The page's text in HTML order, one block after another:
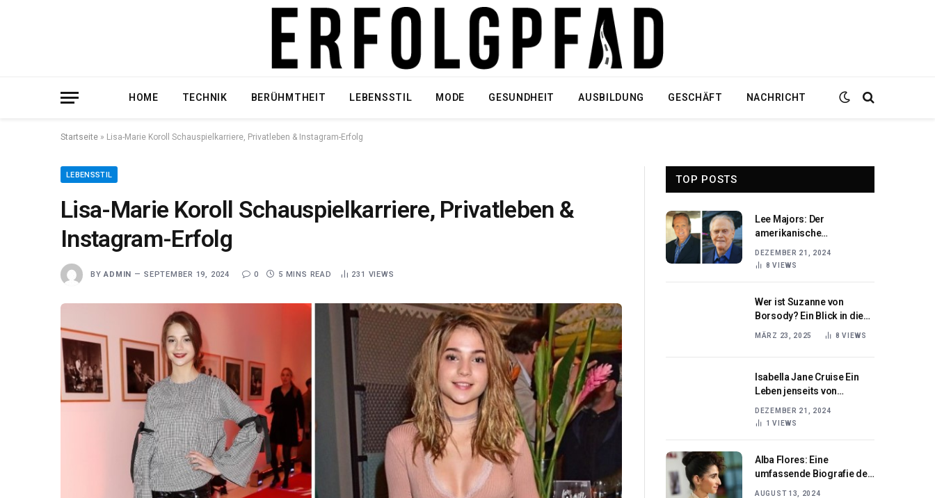
HOME TECHNIK BERÜHMTHEIT LEBENSSTIL MODE GESUNDHEIT AUSBILDUNG GESCHÄFT NACHRICHT
Startseite » Lisa-Marie Koroll Schauspielkarriere, Privatleben & Instagram-Erfolg
LEBENSSTIL
Lisa-Marie Koroll Schauspielkarriere, Privatleben &
Instagram-Erfolg
BY ADMIN SEPTEMBER 19, 2024 0 5 MINS READ 231 VIEWS
TOP POSTS
Lee Majors: Der
amerikanische
DEZEMBER 21, 2024
8VIEWS
Wer ist Suzanne von
Borsody? Ein Blick in die
Karriere der deutschen
MÄRZ 23, 2025 8VIEWS
Isabella Jane Cruise Ein
Leben jenseits von
DEZEMBER 21, 2024
1VIEWS
Alba Flores: Eine
umfassende Biografie der
AUGUST 13, 2024